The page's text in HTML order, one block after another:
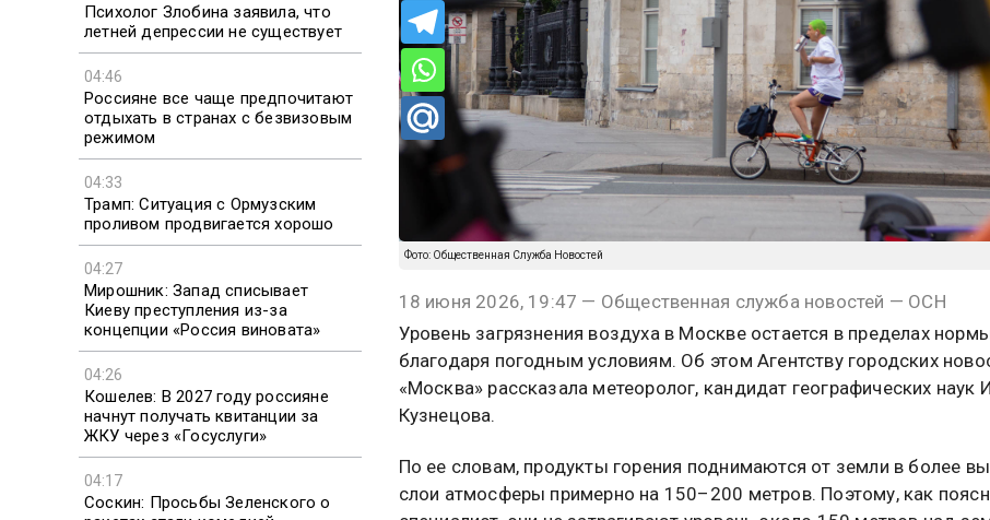
Психолог Злобина заявила, что
летней депрессии не существует
04:46
Россияне все чаще предпочитают
отдыхать в странах с безвизовым
режимом
04:33
Трамп: Ситуация с Ормузским
проливом продвигается хорошо
04:27
Мирошник: Запад списывает
Киеву преступления из-за
концепции «Россия виновата»
04:26
Кошелев: В 2027 году россияне
начнут получать квитанции за
ЖКУ через «Госуслуги»
04:17
Соскин: Просьбы Зеленского о
Фото: Общественная Служба Новостей
18 июня 2026, 19:47 — Общественная служба новостей — ОСН
Уровень загрязнения воздуха в Москве остается в пределах
благодаря погодным условиям. Об этом Агентству городских
«Москва» рассказала метеоролог, кандидат географических наук
Кузнецова.
По ее словам, продукты горения поднимаются от земли в более
слои атмосферы примерно на 150–200 метров. Поэтому, как